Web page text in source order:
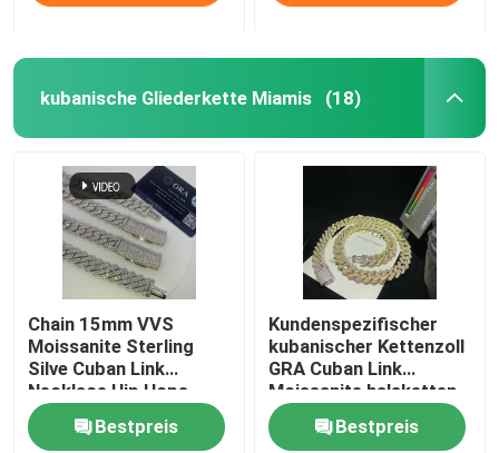
kubanische Gliederkette Miamis (18)
Chain 15mm VVS
Moissanite Sterling
Silve Cuban Link
Necklace Hip Hops
Miami Cuban Link
Bestpreis
Kundenspezifischer
kubanischer Kettenzoll
GRA Cuban Link
Moissanite halsketten-
24 für Musik-Konzert
Bestpreis